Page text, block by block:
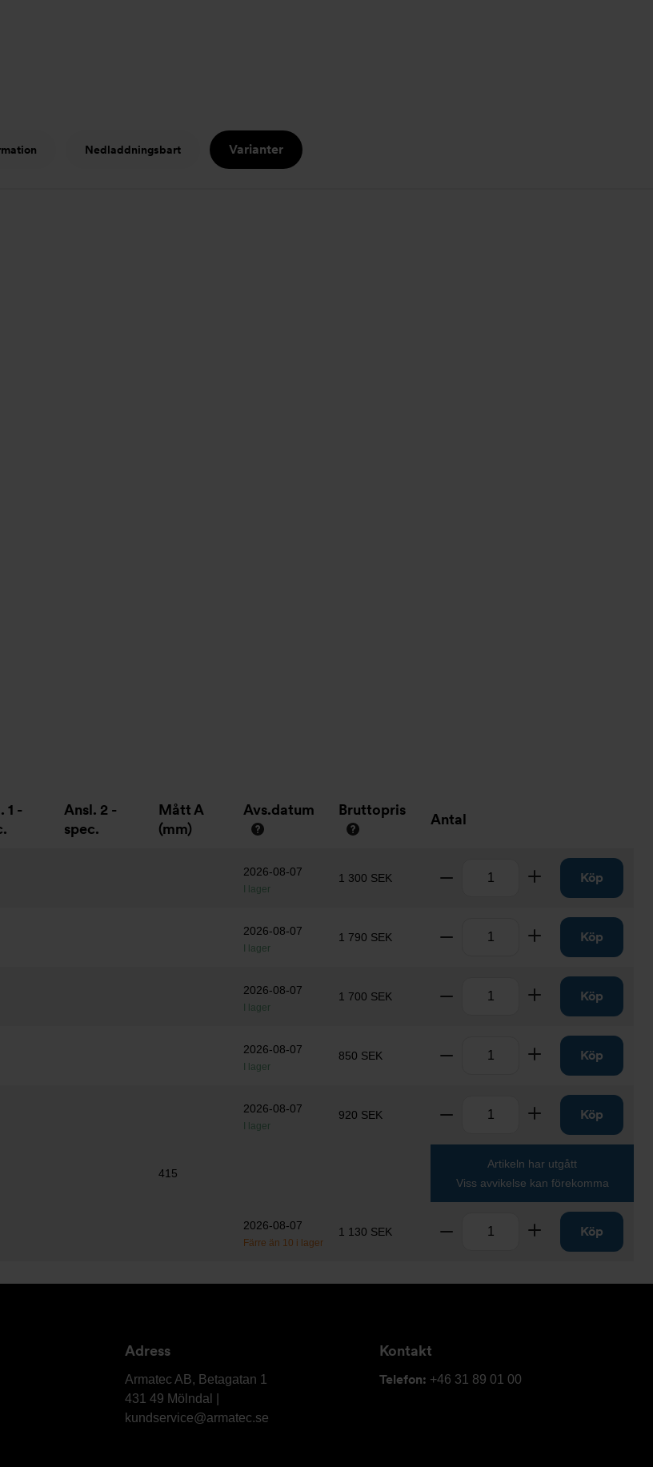
Nedladdningsbart Varianter
1 -
Ansl. 2 -
spec.
Mått A
(mm)
Avs.datum Bruttopris
Antal
2026-08-07
I lager
1 300 SEK Ta bort Lägg tillKöp
2026-08-07
I lager
1 790 SEK Ta bort Lägg tillKöp
2026-08-07
I lager
1 700 SEK Ta bort Lägg tillKöp
2026-08-07
I lager
850 SEK Ta bort Lägg tillKöp
2026-08-07
I lager
920 SEK Ta bort Lägg tillKöp
415
Artikeln har utgått
Viss avvikelse kan förekomma
2026-08-07
Färre än 10 i lager
1 130 SEK Ta bort Lägg tillKöp
Adress
Armatec
Armatec AB, Betagatan 1
431 49 Mölndal |
kundservice@armatec.se
Kontakt
Telefon: +46 31 89 01 00